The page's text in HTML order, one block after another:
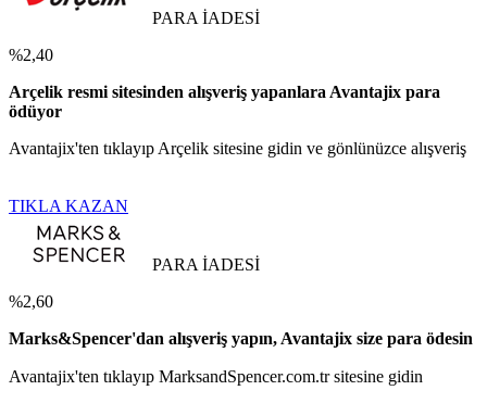
PARA İADESİ
%2,40
Arçelik resmi sitesinden alışveriş yapanlara Avantajix para
ödüyor
Avantajix'ten tıklayıp Arçelik sitesine gidin ve gönlünüzce alışveriş
TIKLA KAZAN
PARA İADESİ
%2,60
Marks&Spencer'dan alışveriş yapın, Avantajix size para ödesin
Avantajix'ten tıklayıp MarksandSpencer.com.tr sitesine gidin